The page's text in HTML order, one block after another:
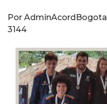
Por AdminAcordBogota
3144